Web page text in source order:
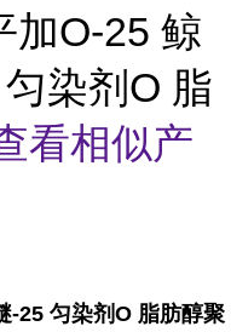
加O-25 鲸
染剂O 脂
看相似产
-25 匀染剂O 脂肪醇聚